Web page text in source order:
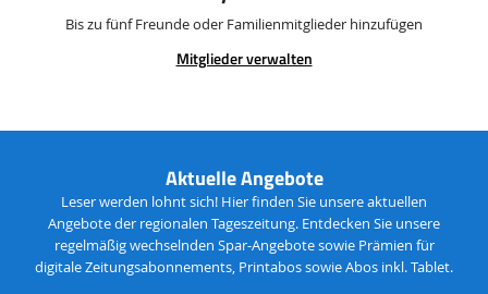
Bis zu fünf Freunde oder Familienmitglieder hinzufügen
Mitglieder verwalten
Aktuelle Angebote
Leser werden lohnt sich! Hier finden Sie unsere aktuellen
Angebote der regionalen Tageszeitung. Entdecken Sie unsere
regelmäßig wechselnden Spar-Angebote sowie Prämien für
digitale Zeitungsabonnements, Printabos sowie Abos inkl. Tablet.